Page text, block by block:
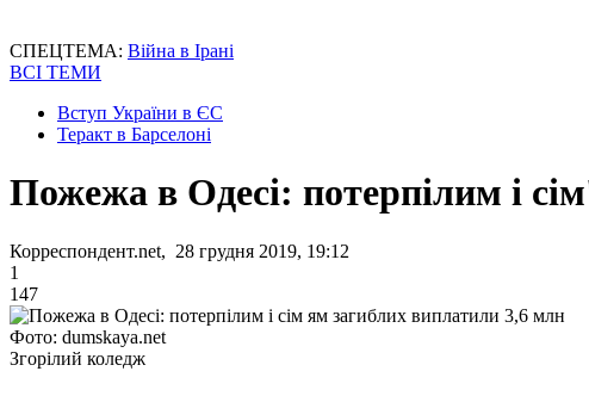
СПЕЦТЕМА: Війна в Ірані
ВСІ ТЕМИ
Вступ України в ЄС
Теракт в Барселоні
Пожежа в Одесі: потерпілим і
Корреспондент.net, 28 грудня 2019, 19:12
1
147
Фото: dumskaya.net
Згорілий коледж